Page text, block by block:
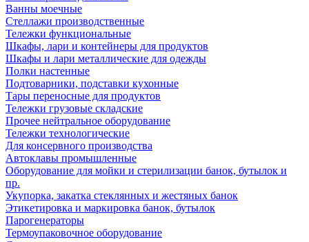
Ванны моечные
Стеллажи производственные
Тележки функциональные
Шкафы, лари и контейнеры для продуктов
Шкафы и лари металлические для одежды
Полки настенные
Подтоварники, подставки кухонные
Тары переносные для продуктов
Тележки грузовые складские
Прочее нейтральное оборудование
Тележки технологические
Для консервного производства
Автоклавы промышленные
Оборудование для мойки и стерилизации банок, бутылок и
пр.
Укупорка, закатка стеклянных и жестяных банок
Этикетировка и маркировка банок, бутылок
Парогенераторы
Термоупаковочное оборудование